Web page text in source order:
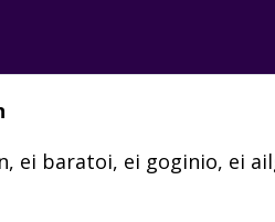
ei baratoi, ei goginio, ei